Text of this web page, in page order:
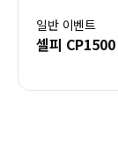
일반 이벤트
셀피